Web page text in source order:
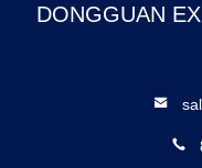
DONGGUAN